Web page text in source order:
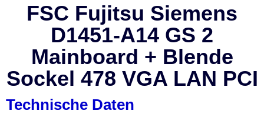
FSC Fujitsu Siemens
D1451-A14 GS 2
Mainboard + Blende
Sockel 478 VGA LAN PCI
Technische Daten